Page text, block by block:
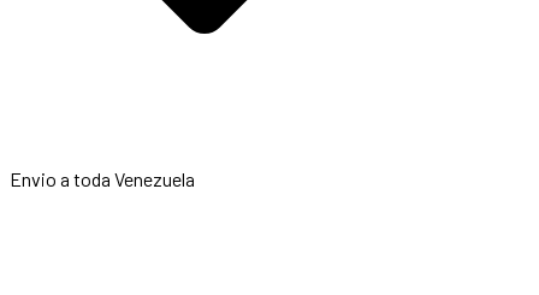
Envio a toda Venezuela